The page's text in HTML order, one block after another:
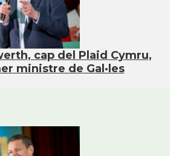
Catalans a Ipswich
Catalans a KETTERING
Catalans a LEICESTER
cap del Plaid Cymru,
ministre de Gal·les